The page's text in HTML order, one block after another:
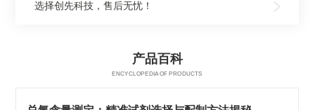
选择创先科技，售后无忧！
产品百科
ENCYCLOPEDIA OF PRODUCTS